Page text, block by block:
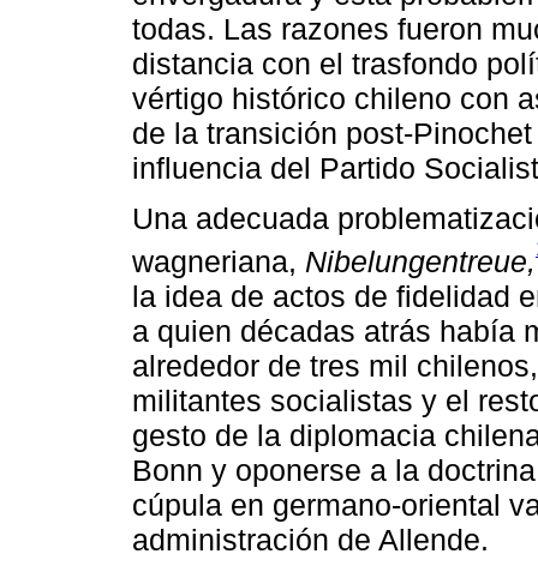
todas. Las razones fueron
distancia con el trasfondo
vértigo histórico chileno con
de la transición post-
influencia del Partido
Una adecuada
wagneriana, Nibelungentreue,
la idea de actos de fidelidad
a quien décadas atrás había
alrededor de tres mil
militantes socialistas y el
gesto de la diplomacia
Bonn y oponerse a la
cúpula en germano-oriental
administración de Allende.